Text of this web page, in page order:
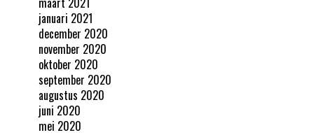
januari 2021
december 2020
november 2020
oktober 2020
september 2020
augustus 2020
juni 2020
mei 2020